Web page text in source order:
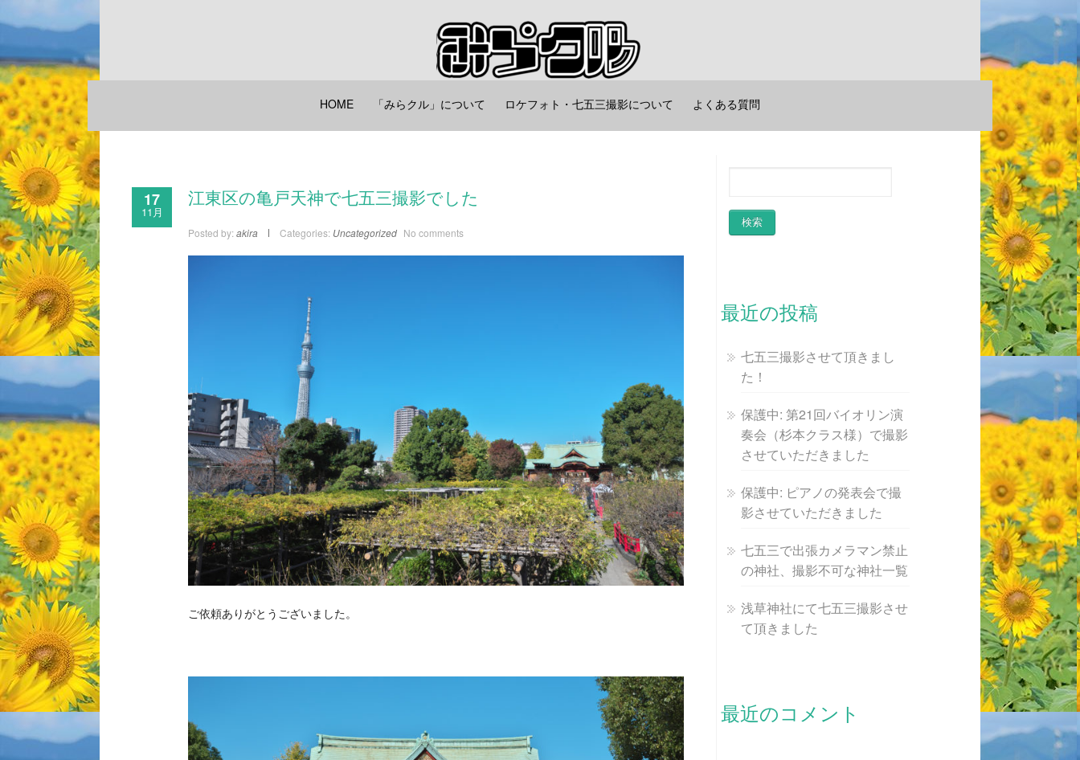
HOME 「みらクル」について ロケフォト・七五三撮影について よくある質問
17
11月
江東区の亀戸天神で七五三撮影でした
Posted by: akira Categories: Uncategorized No comments
ご依頼ありがとうございました。
最近の投稿
七五三撮影させて頂きまし
た！
保護中: 第21回バイオリン演
奏会（杉本クラス様）で撮影
させていただきました
保護中: ピアノの発表会で撮
影させていただきました
七五三で出張カメラマン禁止
の神社、撮影不可な神社一覧
浅草神社にて七五三撮影させ
て頂きました
最近のコメント